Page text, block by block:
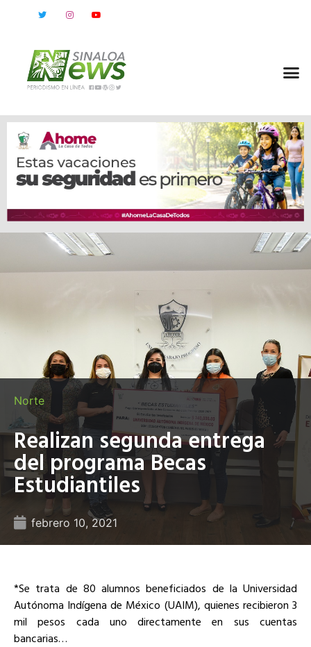
Norte
Realizan segunda entrega
del programa Becas
Estudiantiles
febrero 10, 2021
*Se trata de 80 alumnos beneficiados de la Universidad
Autónoma Indígena de México (UAIM), quienes recibieron 3
mil pesos cada uno directamente en sus cuentas
bancarias…